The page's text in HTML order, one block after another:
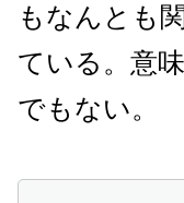
もなんとも
ている。意
でもない。